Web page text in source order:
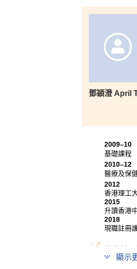
文憑課
同學努
為一位
鄧穎澄 April
2009–10
基礎課程
2010–12
醫療及保
2012
香港理工
2015
升讀香港
2018
現職註冊
三年前
重回校
顯示